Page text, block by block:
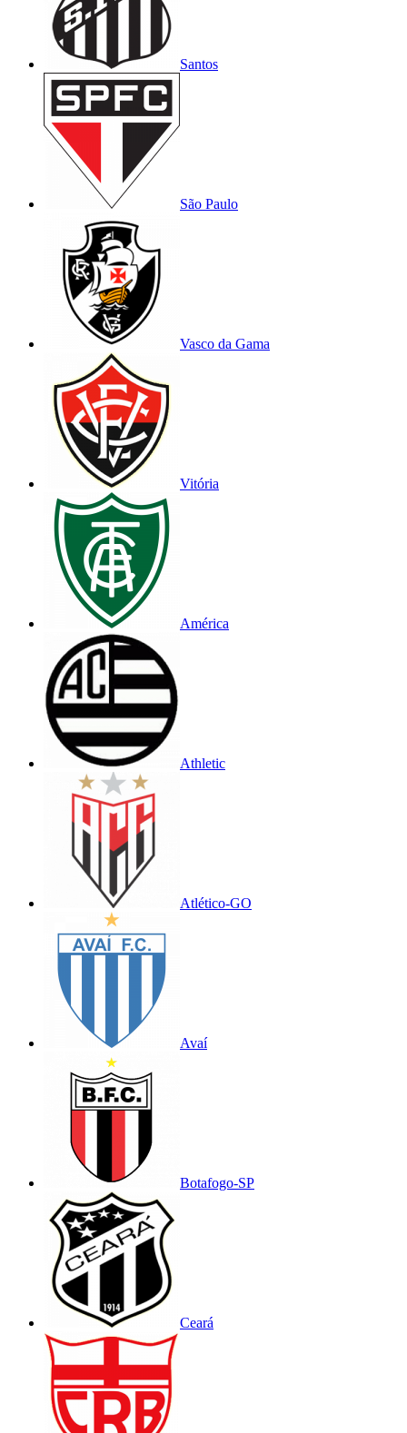
Santos
São Paulo
Vasco da Gama
Vitória
América
Athletic
Atlético-GO
Avaí
Botafogo-SP
Ceará